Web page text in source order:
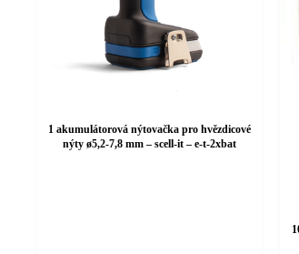
1 akumulátorová nýtovačka pro hvězdicové
nýty ø5,2-7,8 mm – scell-it – e-t-2xbat